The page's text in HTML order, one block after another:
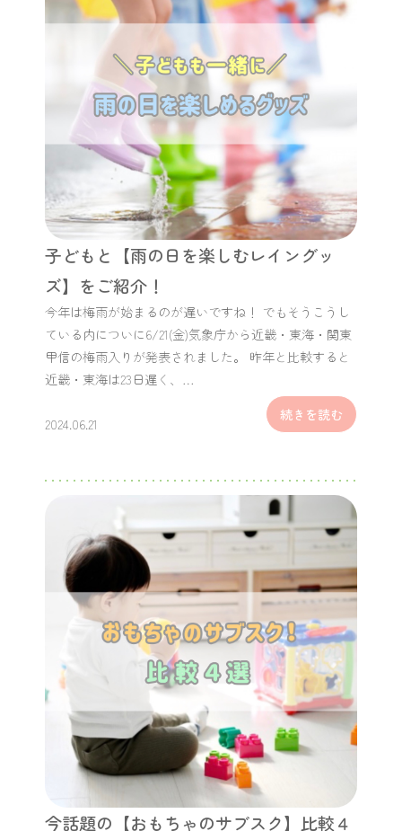
子どもと【雨の日を楽しむレイングッ
ズ】をご紹介！
今年は梅雨が始まるのが遅いですね！ でもそうこうし
ている内についに6/21(金)気象庁から近畿・東海・関東
甲信の梅雨入りが発表されました。 昨年と比較すると
近畿・東海は23日遅く、…
2024.06.21
続きを読む
今話題の【おもちゃのサブスク】比較４